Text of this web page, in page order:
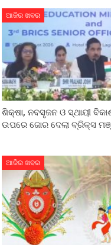
ଆଜିର ଖବର
ଶିକ୍ଷା, ନବସୃଜନ ଓ ସ୍ଥାୟୀ
ଉପରେ ଜୋର ଦେଲା ବ୍ରିକ୍ସ
ଆଜିର ଖବର